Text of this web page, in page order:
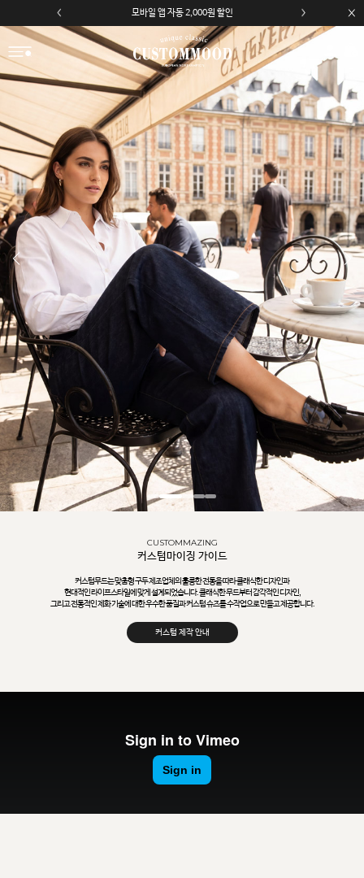
모바일 앱 자동 2,000원 할인
CUSTOMMAZING
커스텀마이징 가이드
커스텀무드는 맞춤형 구두 제조업체의 훌륭한 전통을 따라 클래식한 디자인과
현대적인 라이프스타일에 맞게 설계되었습니다. 클래식한 무드부터 감각적인 디자인,
그리고 전통적인 제화 기술에 대한 우수한 품질과 커스텀 슈즈를 수작업으로 만들고 제공합니다.
커스텀 제작 안내